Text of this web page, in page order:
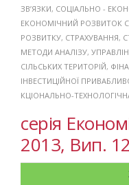
ЗВ’ЯЗКИ, СОЦІАЛЬНО -
ЕКОНОМІЧНИЙ РОЗВИТОК
РОЗВИТКУ, СТРАХУВАННЯ,
МЕТОДИ АНАЛІЗУ,
СІЛЬСЬКИХ ТЕРИТОРІЙ,
ІНВЕСТИЦІЙНОЇ
КЦІОНАЛЬНО-
серія
2013, Вип.